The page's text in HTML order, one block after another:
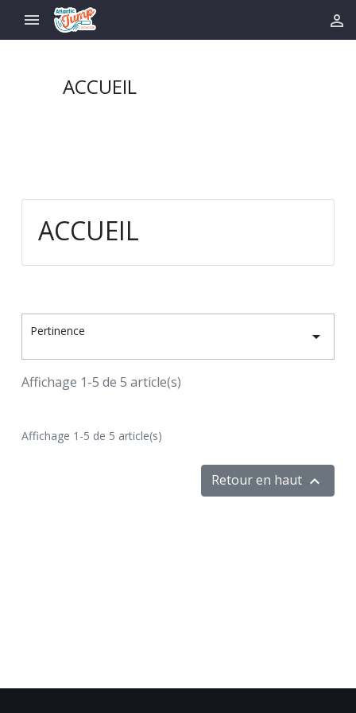
 
ACCUEIL
ACCUEIL
Pertinence 
Affichage 1-5 de 5 article(s)
Affichage 1-5 de 5 article(s)
Retour en haut 